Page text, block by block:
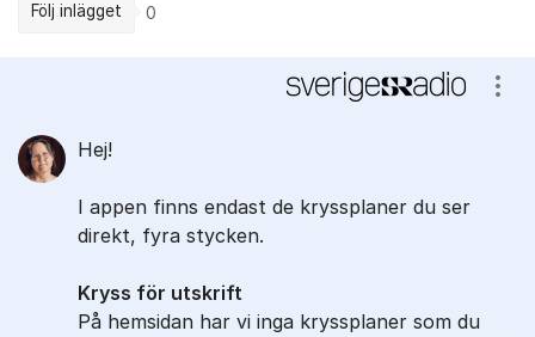
Följ inlägget 0
Hej!
I appen finns endast de kryssplaner du ser
direkt, fyra stycken.
Kryss för utskrift
På hemsidan har vi inga kryssplaner som du